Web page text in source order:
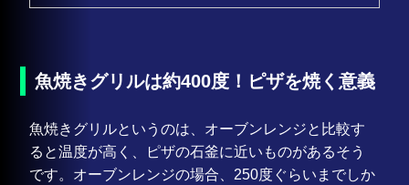
魚焼きグリルは約400度！ピザを焼く意義
魚焼きグリルというのは、オーブンレンジと比較す
ると温度が高く、ピザの石釜に近いものがあるそう
です。オーブンレンジの場合、250度ぐらいまでしか